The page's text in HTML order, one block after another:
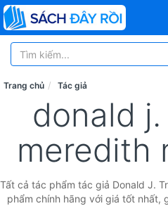
Trang chủ Tác giả
donald
meredith
Tất cả tác phẩm tác giả Donald J.
phẩm chính hãng với giá tốt nhất,